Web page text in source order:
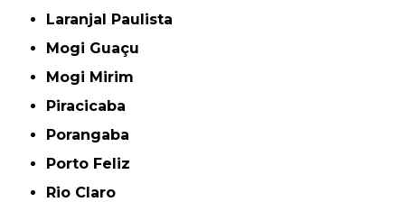
Laranjal Paulista
Mogi Guaçu
Mogi Mirim
Piracicaba
Porangaba
Porto Feliz
Rio Claro